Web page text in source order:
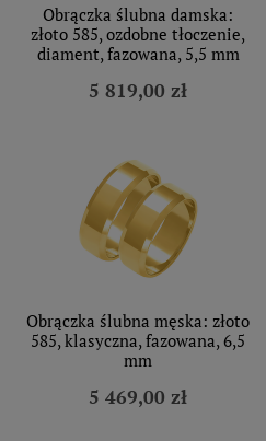
Obrączka ślubna damska:
złoto 585, ozdobne tłoczenie,
diament, fazowana, 5,5 mm
5 819,00 zł
Obrączka ślubna męska: złoto
585, klasyczna, fazowana, 6,5
mm
5 469,00 zł